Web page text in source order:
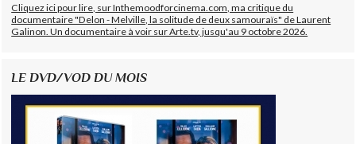
Cliquez ici pour lire, sur Inthemoodforcinema.com, ma critique du
documentaire "Delon - Melville, la solitude de deux samouraïs" de Laurent
Galinon. Un documentaire à voir sur Arte.tv, jusqu'au 9 octobre 2026.
LE DVD/VOD DU MOIS